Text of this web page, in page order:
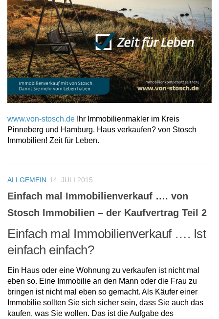
www.von-stosch.de Ihr Immobilienmakler im Kreis
Pinneberg und Hamburg. Haus verkaufen? von Stosch
Immobilien! Zeit für Leben.
ALLGEMEIN 14. JULI 2015
Einfach mal Immobilienverkauf …. von
Stosch Immobilien – der Kaufvertrag Teil 2
Einfach mal Immobilienverkauf …. Ist
einfach einfach?
Ein Haus oder eine Wohnung zu verkaufen ist nicht mal
eben so. Eine Immobilie an den Mann oder die Frau zu
bringen ist nicht mal eben so gemacht. Als Käufer einer
Immobilie sollten Sie sich sicher sein, dass Sie auch das
kaufen, was Sie wollen. Das ist die Aufgabe des